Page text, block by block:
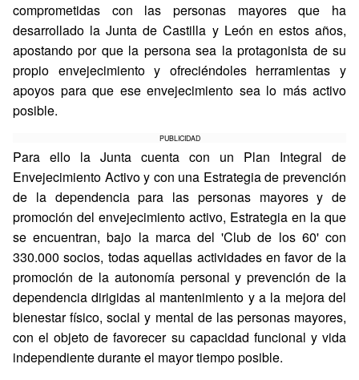
comprometidas con las personas mayores que ha
desarrollado la Junta de Castilla y León en estos años,
apostando por que la persona sea la protagonista de su
propio envejecimiento y ofreciéndoles herramientas y
apoyos para que ese envejecimiento sea lo más activo
posible.
PUBLICIDAD
Para ello la Junta cuenta con un Plan Integral de
Envejecimiento Activo y con una Estrategia de prevención
de la dependencia para las personas mayores y de
promoción del envejecimiento activo, Estrategia en la que
se encuentran, bajo la marca del 'Club de los 60' con
330.000 socios, todas aquellas actividades en favor de la
promoción de la autonomía personal y prevención de la
dependencia dirigidas al mantenimiento y a la mejora del
bienestar físico, social y mental de las personas mayores,
con el objeto de favorecer su capacidad funcional y vida
independiente durante el mayor tiempo posible.